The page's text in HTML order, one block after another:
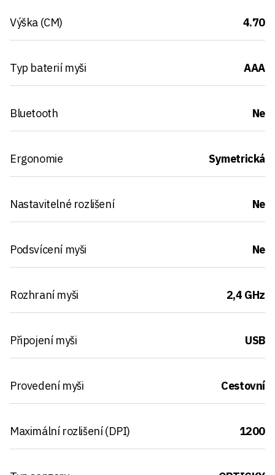
Výška (CM) 4.70
Typ baterií myši AAA
Bluetooth Ne
Ergonomie Symetrická
Nastavitelné rozlišení Ne
Podsvícení myši Ne
Rozhraní myši 2,4 GHz
Připojení myši USB
Provedení myši Cestovní
Maximální rozlišení (DPI) 1200